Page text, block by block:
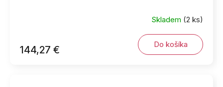
Skladem (2 ks)
144,27 € Do košíka